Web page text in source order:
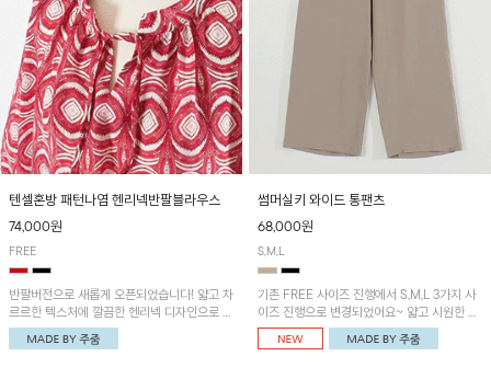
텐셀혼방 패턴나염 헨리넥반팔블라우스
74,000원
FREE
반팔버전으로 새롭게 오픈되었습니다! 얇고 차
르르한 텍스처에 깔끔한 헨리넥 디자인으로 제
작된 블라우스예요~볼륨감있는 소매 셔링과
세련된 나염패턴으로 유니크한 매력 UP!
썸머실키 와이드 통팬츠
68,000원
S,M,L
기존 FREE 사이즈 진행에서 S,M,L 3가지 사
이즈 진행으로 변경되었어요~ 얇고 시원한 원
단으로 제작된 와이드팬츠! 베이직한 디자인으
로 코디 활용도가 높은 아이템이에요~